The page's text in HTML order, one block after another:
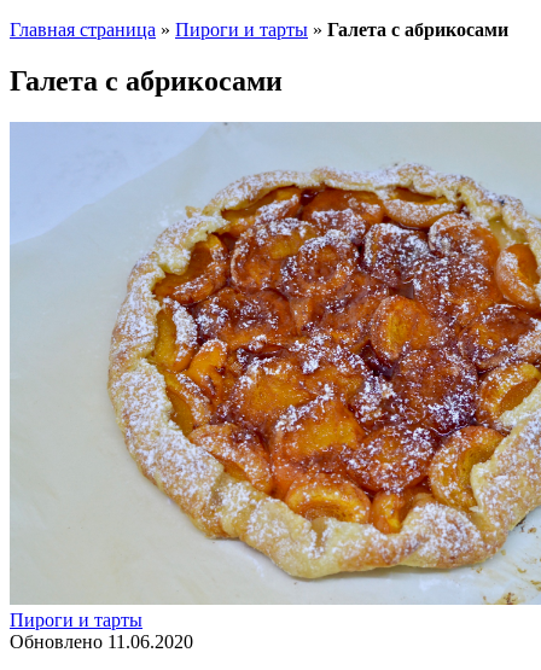
Главная страница » Пироги и тарты » Галета с абрикосами
Галета с абрикосами
Пироги и тарты
Обновлено 11.06.2020